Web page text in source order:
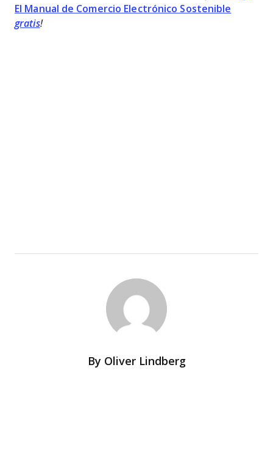
El Manual de Comercio Electrónico Sostenible
gratis!
By Oliver Lindberg